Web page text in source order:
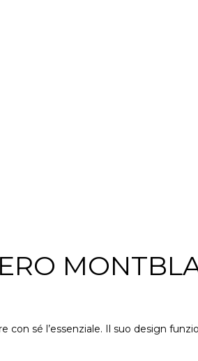
sé l’essenziale. Il suo design